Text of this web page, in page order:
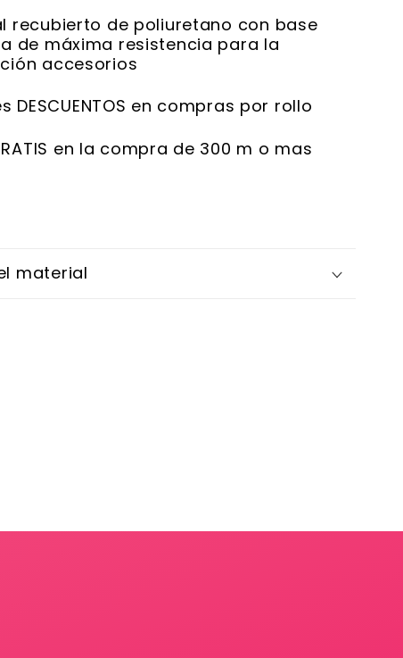
recubierto de poliuretano con base
de máxima resistencia para la
accesorios
DESCUENTOS en compras por rollo
en la compra de 300 m o mas
material